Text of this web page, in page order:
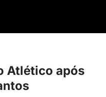
Atlético após